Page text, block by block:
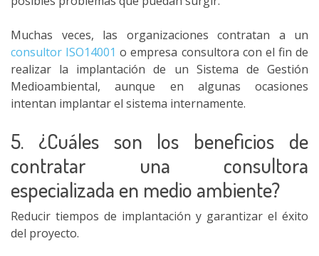
Muchas veces, las organizaciones contratan a un
consultor ISO14001 o empresa consultora con el fin de
realizar la implantación de un Sistema de Gestión
Medioambiental, aunque en algunas ocasiones
intentan implantar el sistema internamente.
5. ¿Cuáles son los beneficios de
contratar una consultora
especializada en medio ambiente?
Reducir tiempos de implantación y garantizar el éxito
del proyecto.